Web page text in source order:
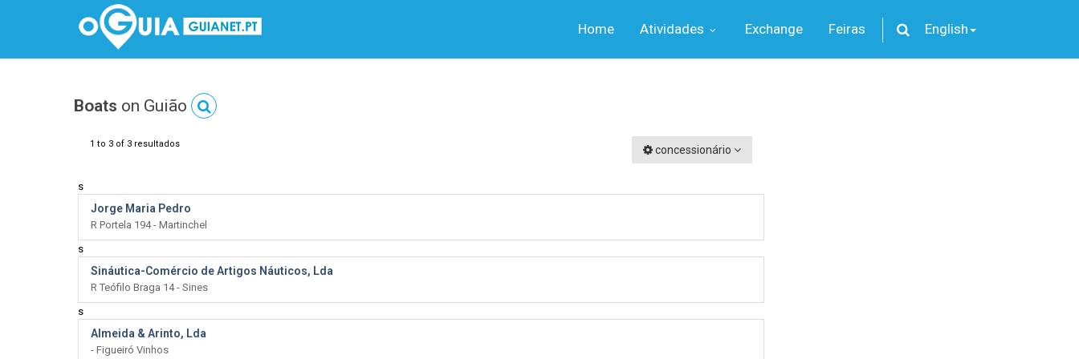
Home Atividades Exchange Feiras English
Boats on Guião
1 to 3 of 3 resultados concessionário
s
Jorge Maria Pedro
R Portela 194 - Martinchel
s
Sináutica-Comércio de Artigos Náuticos, Lda
R Teófilo Braga 14 - Sines
s
Almeida & Arinto, Lda
- Figueiró Vinhos